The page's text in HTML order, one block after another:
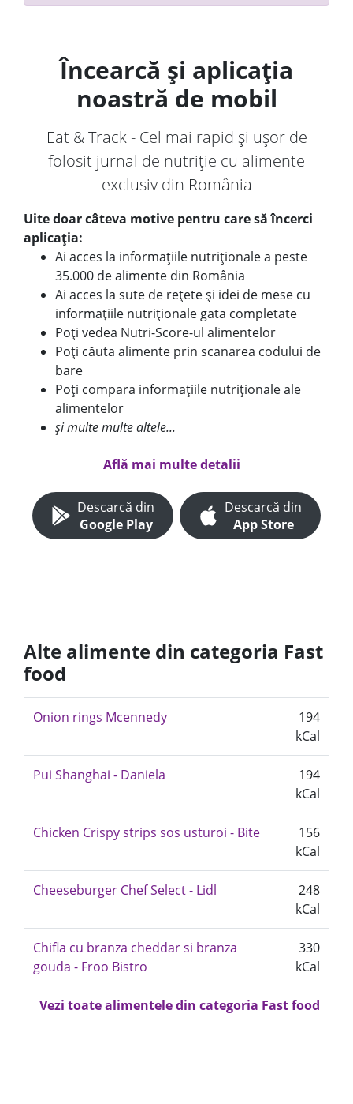
Încearcă și aplicația
noastră de mobil
Eat & Track - Cel mai rapid și ușor de
folosit jurnal de nutriție cu alimente
exclusiv din România
Uite doar câteva motive pentru care să încerci
aplicația:
Ai acces la informațiile nutriționale a peste
35.000 de alimente din România
Ai acces la sute de rețete și idei de mese cu
informațiile nutriționale gata completate
Poți vedea Nutri-Score-ul alimentelor
Poți căuta alimente prin scanarea codului de
bare
Poți compara informațiile nutriționale ale
alimentelor
și multe multe altele...
Află mai multe detalii
Descarcă din
Google Play
Descarcă din
App Store
Alte alimente din categoria Fast
food
Onion rings Mcennedy
194
kCal
Pui Shanghai - Daniela
194
kCal
Chicken Crispy strips sos usturoi - Bite
156
kCal
Cheeseburger Chef Select - Lidl
248
kCal
Chifla cu branza cheddar si branza
gouda - Froo Bistro
330
kCal
Vezi toate alimentele din categoria Fast food